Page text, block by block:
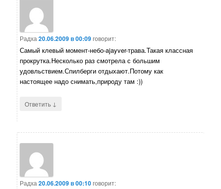
Радха 20.06.2009 в 00:09говорит:
Самый клевый момент-небо-ajayver-трава.Такая классная
прокрутка.Несколько раз смотрела с большим
удовльствием.Спилберги отдыхают.Потому как
настоящее надо снимать,природу там :))
Ответить ↓
Радха 20.06.2009 в 00:10говорит: